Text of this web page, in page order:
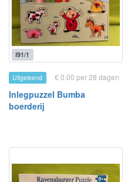
I91/1
Uitgeleend € 0.00 per 28 dagen
Inlegpuzzel Bumba
boerderij